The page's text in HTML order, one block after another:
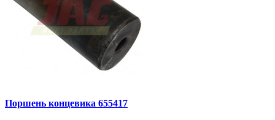
Поршень концевика 655417